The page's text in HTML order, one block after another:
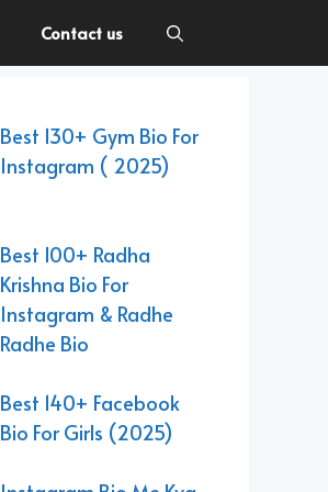
Contact us
Best 130+ Gym Bio For
Instagram ( 2025)
Best 100+ Radha
Krishna Bio For
Instagram & Radhe
Radhe Bio
Best 140+ Facebook
Bio For Girls (2025)